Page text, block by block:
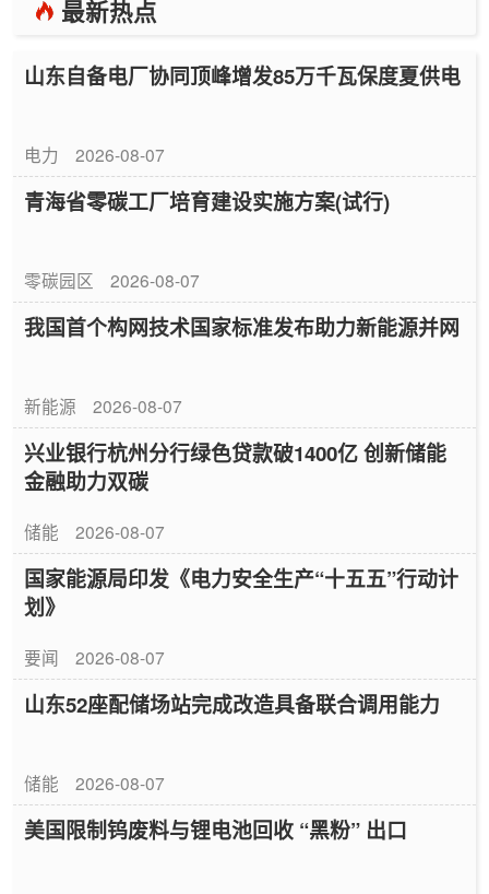
最新热点
山东自备电厂协同顶峰增发85万千瓦保度夏供电
电力 2026-08-07
青海省零碳工厂培育建设实施方案(试行)
零碳园区 2026-08-07
我国首个构网技术国家标准发布助力新能源并网
新能源 2026-08-07
兴业银行杭州分行绿色贷款破1400亿 创新储能
金融助力双碳
储能 2026-08-07
国家能源局印发《电力安全生产“十五五”行动计
划》
要闻 2026-08-07
山东52座配储场站完成改造具备联合调用能力
储能 2026-08-07
美国限制钨废料与锂电池回收 “黑粉” 出口